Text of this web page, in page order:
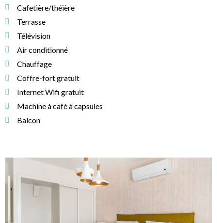
Cafetière/théière
Terrasse
Télévision
Air conditionné
Chauffage
Coffre-fort gratuit
Internet Wifi gratuit
Machine à café à capsules
Balcon